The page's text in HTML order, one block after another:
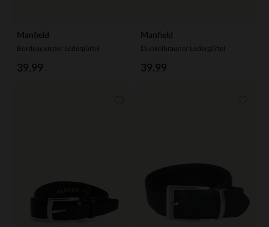
Manfield
Bordeauxroter Ledergürtel
39.99
Manfield
Dunkelbrauner Ledergürtel
39.99